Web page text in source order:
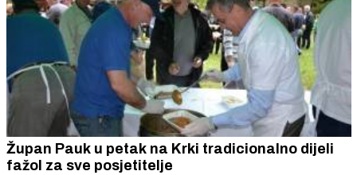
Župan Pauk u petak na Krki tradicionalno dijeli
fažol za sve posjetitelje